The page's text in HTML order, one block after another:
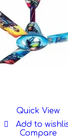
Quick View
Add to
Compare